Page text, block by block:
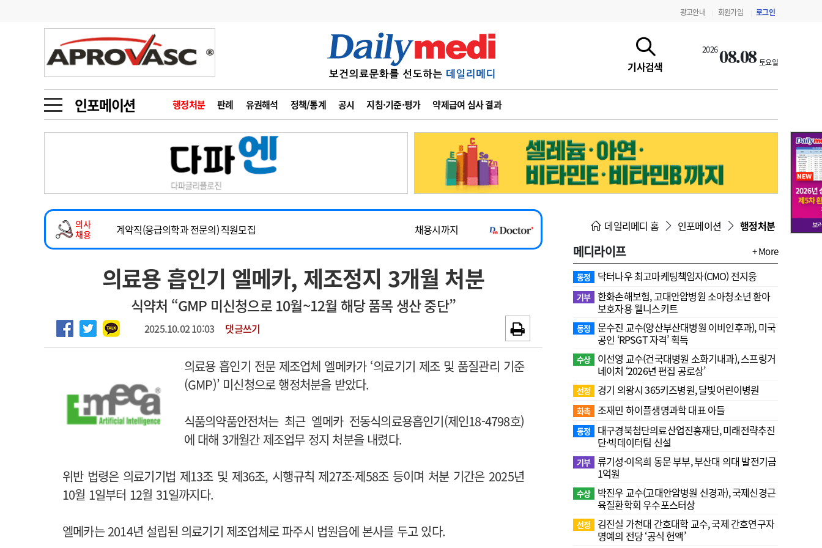
광고안내 회원가입 로그인
기사검색
202608.08 토요일
인포메이션 행정처분 판례 유권해석 정책/통계 공시 지침·기준·평가 약제급여 심사 결과
금주의 검색어
1
의사인력 수급 추계
2
성분명 처방
3
AI의료
4
전공의 모집 결과
6
관리급여 실시
지필공 지원책
수련환경 개선
의과대학 입시
메디인포 인사 사고
오피니언 칼럼 수첩
인물 초대석 피플
동영상뉴스
포토뉴스
메디 Hospital 지역병원 중소병원
인포메이션 행정처분 판례 정책/통계 공시 지침·기준·평가 약제급여 심사 결과
회사소개 법적고지 광고안내
의사
채용
2026년 하반기 인턴 모집
~2026-08-31
마취통증의학과 임기제 임상의사 채용
채용시까지
계약직(응급의학과 전문의) 직원모집
채용시까지
하반기 전공의(레지던트1년차) 모집
~2026-08-15
2026년 하반기 인턴 모집
~2026-08-31
마취통증의학과 임기제 임상의사 채용
채용시까지
의료용 흡인기 엘메카, 제조정지 3개월 처분
식약처 “GMP 미신청으로 10월~12월 해당 품목 생산 중단”
2025.10.02 10:03 댓글쓰기
의료용 흡인기 전문 제조업체 엘메카가 ‘의료기기 제조 및 품질관리 기준
(GMP)’ 미신청으로 행정처분을 받았다.
식품의약품안전처는 최근 엘메카 전동식의료용흡인기(제인18-4798호)
에 대해 3개월간 제조업무 정지 처분을 내렸다.
위반 법령은 의료기기법 제13조 및 제36조, 시행규칙 제27조·제58조 등이며 처분 기간은 2025년
10월 1일부터 12월 31일까지다.
엘메카는 2014년 설립된 의료기기 제조업체로 파주시 법원읍에 본사를 두고 있다.
데일리메디 홈 인포메이션 행정처분
메디라이프 + More
동정 닥터나우 최고마케팅책임자(CMO) 전지웅
기부 한화손해보험, 고대안암병원 소아청소년 환아
보호자용 웰니스키트
동정
문수진 교수( 양산부산대병원 이비인후과), 미국
공인 ‘RPSGT 자격’ 획득
수상
이선영 교수(건국대병원 소화기내과), 스프링거
네이처 ‘2026년 편집 공로상’
선정 경기 의왕시 365키즈병원, 달빛어린이병원
화촉 조재민 하이플생명과학 대표 아들
동정
대구경북첨단의료산업진흥재단, 미래전략추진
단·빅데이터팀 신설
기부 류기성·이옥희 동문 부부, 부산대 의대 발전기금
1억원
수상
박진우 교수(고대안암병원 신경과), 국제신경근
육질환학회 우수포스터상
선정
김진실 가천대 간호대학 교수, 국제 간호연구자
명예의 전당 ‘공식 헌액’